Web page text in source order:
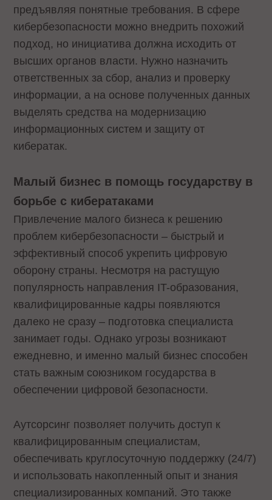
предъявляя понятные требования. В сфере
кибербезопасности можно внедрить похожий
подход, но инициатива должна исходить от
высших органов власти. Нужно назначить
ответственных за сбор, анализ и проверку
информации, а на основе полученных данных
выделять средства на модернизацию
информационных систем и защиту от
кибератак.
Малый бизнес в помощь государству в
борьбе с кибератаками
Привлечение малого бизнеса к решению
проблем кибербезопасности – быстрый и
эффективный способ укрепить цифровую
оборону страны. Несмотря на растущую
популярность направления IT-образования,
квалифицированные кадры появляются
далеко не сразу – подготовка специалиста
занимает годы. Однако угрозы возникают
ежедневно, и именно малый бизнес способен
стать важным союзником государства в
обеспечении цифровой безопасности.
Аутсорсинг позволяет получить доступ к
квалифицированным специалистам,
обеспечивать круглосуточную поддержку (24/7)
и использовать накопленный опыт и знания
специализированных компаний. Это также